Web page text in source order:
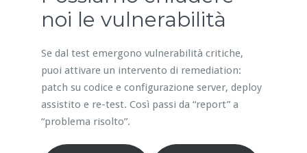
noi le vulnerabilità
Se dal test emergono vulnerabilità critiche,
puoi attivare un intervento di remediation:
patch su codice e configurazione server, deploy
assistito e re-test. Così passi da “report” a
“problema risolto”.